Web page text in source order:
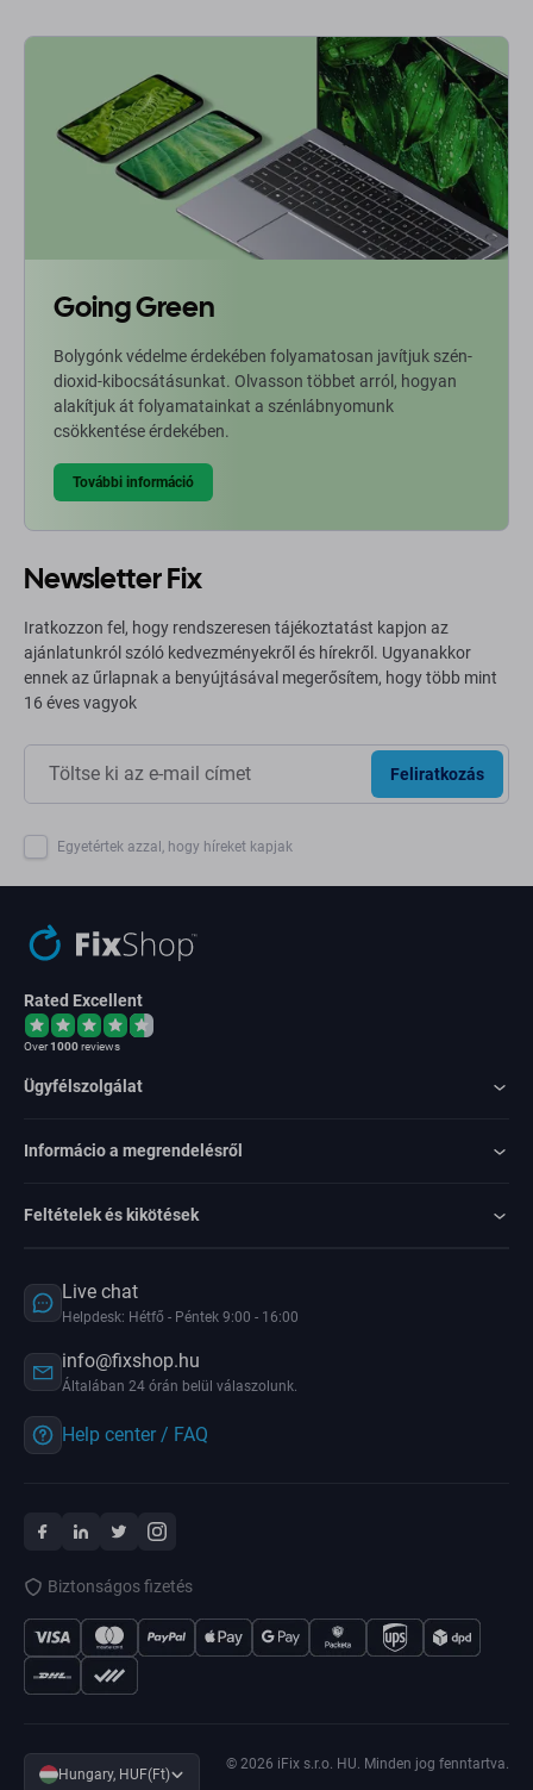
Going Green
Bolygónk védelme érdekében folyamatosan javítjuk szén-
dioxid-kibocsátásunkat. Olvasson többet arról, hogyan
alakítjuk át folyamatainkat a szénlábnyomunk
csökkentése érdekében.
További információ
Newsletter Fix
Iratkozzon fel, hogy rendszeresen tájékoztatást kapjon az
ajánlatunkról szóló kedvezményekről és hírekről. Ugyanakkor
ennek az űrlapnak a benyújtásával megerősítem, hogy több mint
16 éves vagyok
Feliratkozás
Egyetértek azzal, hogy híreket kapjak
Rated Excellent
Over1000reviews
Ügyfélszolgálat
Informácio a megrendelésről
Feltételek és kikötések
Live chat
Helpdesk: Hétfő - Péntek 9:00 - 16:00
info@fixshop.hu
Általában 24 órán belül válaszolunk.
Help center / FAQ
Biztonságos fizetés
Hungary, HUF(Ft)
© 2026 iFix s.r.o. HU. Minden jog fenntartva.